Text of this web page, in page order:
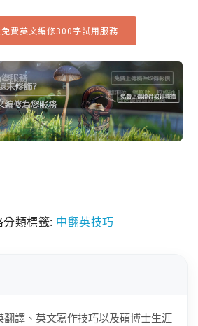
費英文編修300字試用服務
分類標籤: 中翻英技巧
翻譯、英文寫作技巧以及碩博士生涯